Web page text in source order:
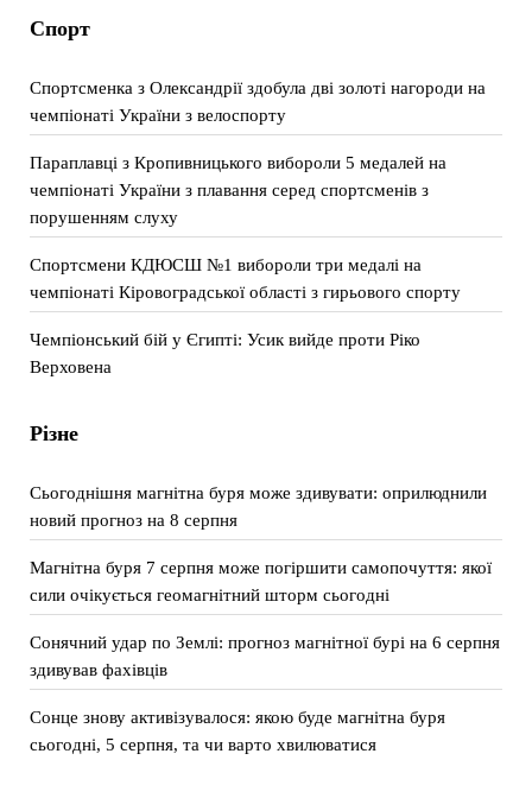
Спорт
Спортсменка з Олександрії здобула дві золоті нагороди на
чемпіонаті України з велоспорту
Параплавці з Кропивницького вибороли 5 медалей на
чемпіонаті України з плавання серед спортсменів з
порушенням слуху
Спортсмени КДЮСШ №1 вибороли три медалі на
чемпіонаті Кіровоградської області з гирьового спорту
Чемпіонський бій у Єгипті: Усик вийде проти Ріко
Верховена
Різне
Сьогоднішня магнітна буря може здивувати: оприлюднили
новий прогноз на 8 серпня
Магнітна буря 7 серпня може погіршити самопочуття: якої
сили очікується геомагнітний шторм сьогодні
Сонячний удар по Землі: прогноз магнітної бурі на 6 серпня
здивував фахівців
Сонце знову активізувалося: якою буде магнітна буря
сьогодні, 5 серпня, та чи варто хвилюватися